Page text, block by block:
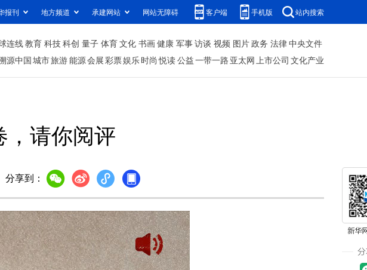
报刊 地方频道 承建网站 网站无障碍 客户端 手机版 站内搜索
连线教育 科技科创 量子 体育文化 书画健康 军事访谈 视频 图片政务 法律中央文件
源中国城市旅游能源会展彩票娱乐时尚 悦读公益一带一路 亚太网上市公司 文化产业
，请你阅评
分享到：